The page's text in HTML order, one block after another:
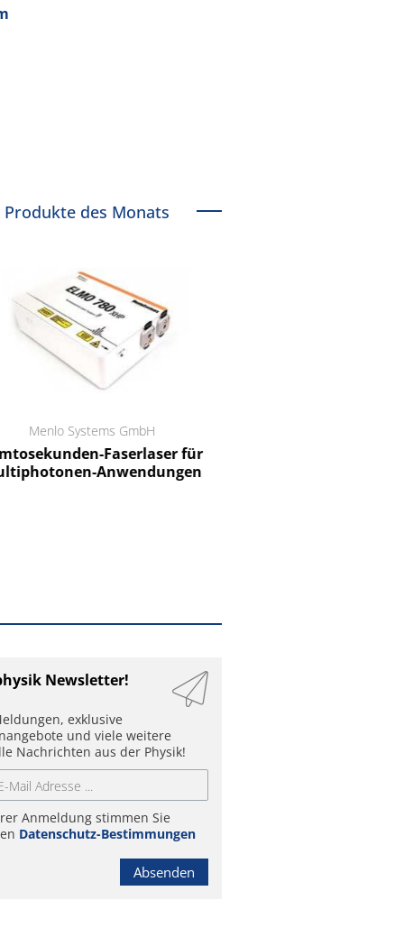
Produkte des Monats
Menlo Systems GmbH
Faserlaser für
Anwendungen
Newsletter!
exklusive
und viele weitere
Nachrichten aus der Physik!
Anmeldung stimmen Sie
Datenschutz-Bestimmungen
Absenden